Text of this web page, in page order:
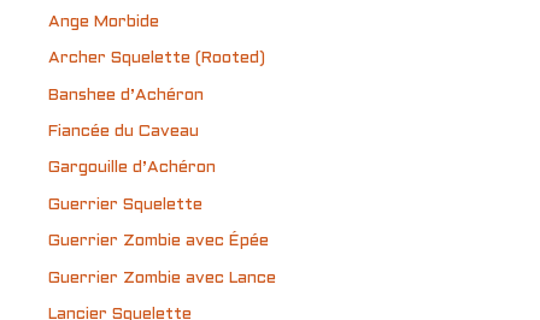
Ange Morbide
Archer Squelette (Rooted)
Banshee d’Achéron
Fiancée du Caveau
Gargouille d’Achéron
Guerrier Squelette
Guerrier Zombie avec Épée
Guerrier Zombie avec Lance
Lancier Squelette